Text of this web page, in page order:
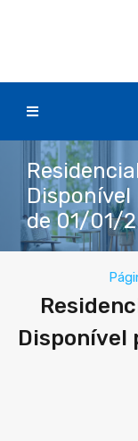
de 01/01/
Disponível